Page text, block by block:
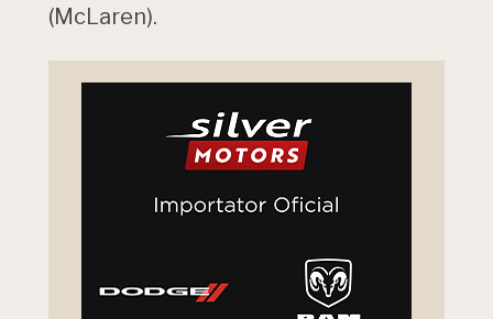
(McLaren).